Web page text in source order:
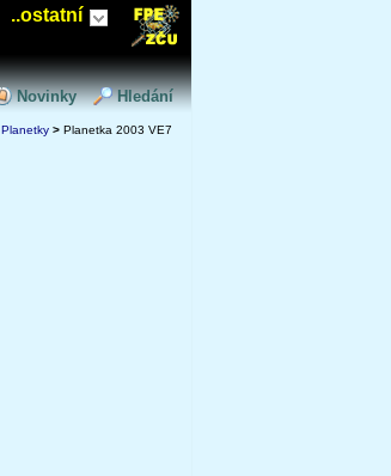
..ostatní
Novinky Hledání
Planetky > Planetka 2003 VE7